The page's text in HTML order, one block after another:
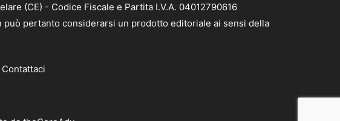
(CE) - Codice Fiscale e Partita I.V.A. 04012790616
pertanto considerarsi un prodotto editoriale ai sensi della
Contattaci